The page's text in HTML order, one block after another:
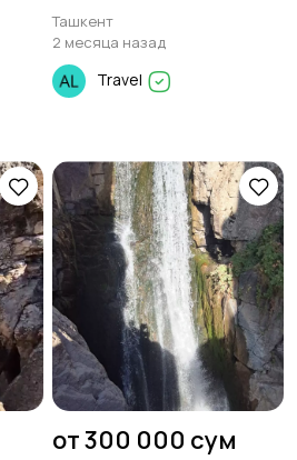
Ташкент
2 месяца назад
Travel
от 300 000 сум